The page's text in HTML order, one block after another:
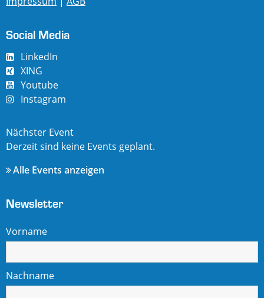
Social Media
LinkedIn
XING
Youtube
Instagram
Nächster Event
Derzeit sind keine Events geplant.
Alle Events anzeigen
Newsletter
Vorname
Nachname